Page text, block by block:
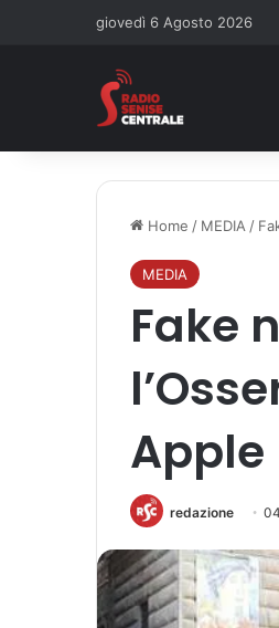
giovedì 6 Agosto 2026
Home / MEDIA /
MEDIA
Fake
Apple
redazione